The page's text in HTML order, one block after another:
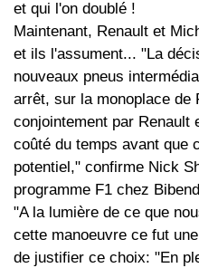
et qui l'on doublé !
Maintenant, Renault et
et ils l'assument... "La
nouveaux pneus
arrêt, sur la monoplace de
conjointement par Renault
coûté du temps avant que
potentiel," confirme Nick
programme F1 chez
"A la lumière de ce que
cette manoeuvre ce fut
de justifier ce choix: "En